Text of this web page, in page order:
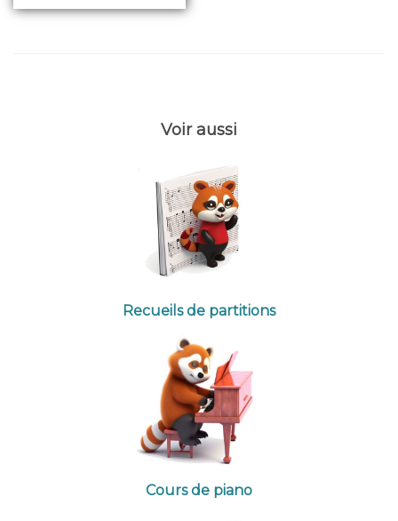
Voir aussi
Recueils de partitions
Cours de piano